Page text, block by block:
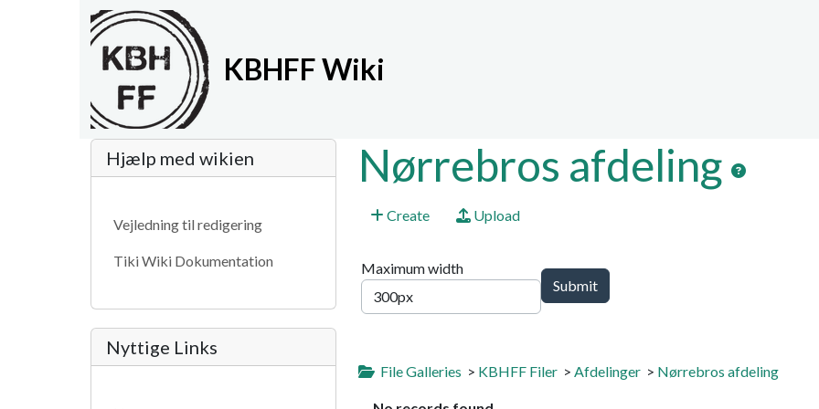
Site identity, navigation, etc.
KBHFF Wiki
Navigation and related functionality and
Nørrebros afdeling
Create Upload
Maximum width
File Galleries > KBHFF Filer> Afdelinger> Nørrebros afdeling
More content and functionality (left side)
Hjælp med wikien
Vejledning til redigering
Tiki Wiki Dokumentation
Nyttige Links